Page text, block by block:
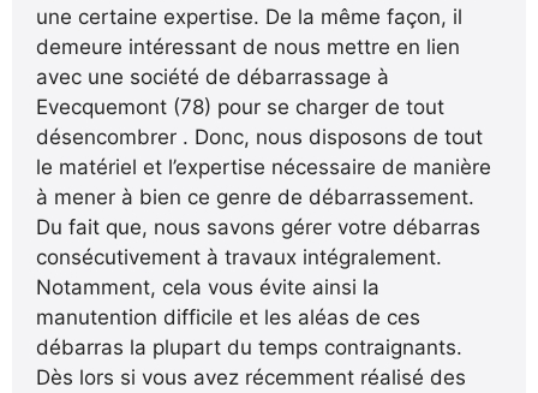
une certaine expertise. De la même façon, il
demeure intéressant de nous mettre en lien
avec une société de débarrassage à
Evecquemont (78) pour se charger de tout
désencombrer . Donc, nous disposons de tout
le matériel et l’expertise nécessaire de manière
à mener à bien ce genre de débarrassement.
Du fait que, nous savons gérer votre débarras
consécutivement à travaux intégralement.
Notamment, cela vous évite ainsi la
manutention difficile et les aléas de ces
débarras la plupart du temps contraignants.
Dès lors si vous avez récemment réalisé des